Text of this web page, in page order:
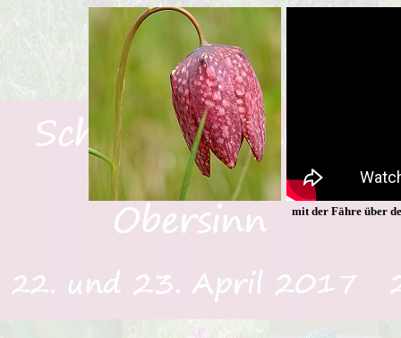
mit der Fähre über